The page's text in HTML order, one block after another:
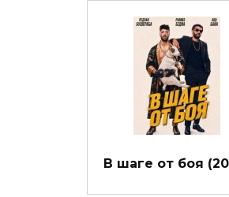
В шаге от боя